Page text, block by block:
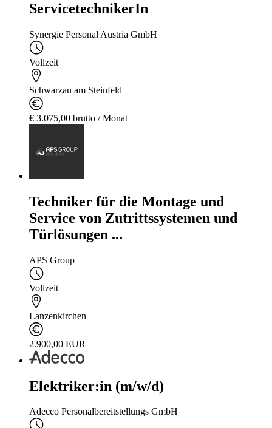
ServicetechnikerIn
Synergie Personal Austria GmbH
Vollzeit
Schwarzau am Steinfeld
€ 3.075,00 brutto / Monat
Techniker für die Montage und
Service von Zutrittssystemen und
Türlösungen ...
APS Group
Vollzeit
Lanzenkirchen
2.900,00 EUR
Elektriker:in (m/w/d)
Adecco Personalbereitstellungs GmbH